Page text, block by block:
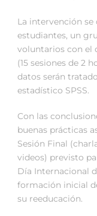
La intervención se
estudiantes, un
voluntarios con el
(15 sesiones de 2
datos serán
estadístico SPSS.
Con las
buenas prácticas
Sesión Final
videos) previsto
Día Internacional
formación inicial
su reeducación.